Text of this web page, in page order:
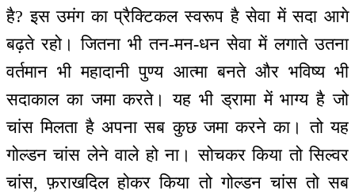
है? इस उमंग का प्रैक्टिकल स्वरूप है सेवा में सदा आगे
बढ़ते रहो। जितना भी तन-मन-धन सेवा में लगाते उतना
वर्तमान भी महादानी पुण्य आत्मा बनते और भविष्य भी
सदाकाल का जमा करते। यह भी ड्रामा में भाग्य है जो
चांस मिलता है अपना सब कुछ जमा करने का। तो यह
गोल्डन चांस लेने वाले हो ना। सोचकर किया तो सिल्वर
चांस, फ़राखदिल होकर किया तो गोल्डन चांस तो सब